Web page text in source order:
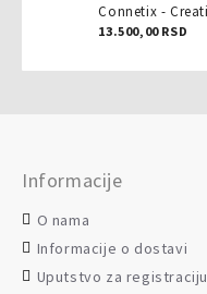
13.500,00 RSD
Informacije
O nama
Informacije o dostavi
Uputstvo za registraciju